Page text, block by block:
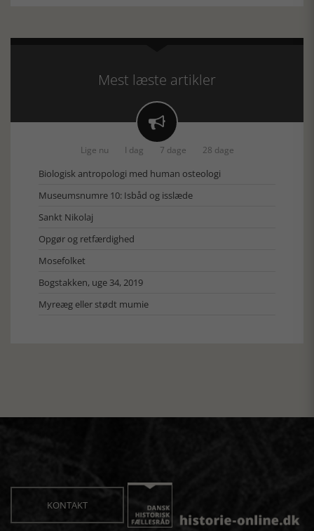
Mest læste artikler

Lige nu I dag 7 dage 28 dage
Biologisk antropologi med human osteologi
Museumsnumre 10: Isbåd og isslæde
Sankt Nikolaj
Opgør og retfærdighed
Mosefolket
Bogstakken, uge 34, 2019
Myreæg eller stødt mumie
KONTAKT